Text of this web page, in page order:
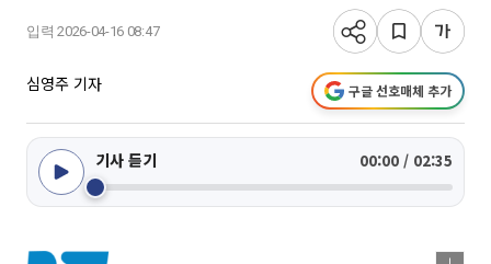
입력 2026-04-16 08:47
심영주 기자 구글 선호매체 추가
기사 듣기 00:00 / 02:35